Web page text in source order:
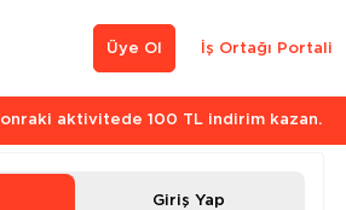
İş Ortağı Portali
Üye Ol
aktivitede 100 TL indirim kazan.
Giriş Yap